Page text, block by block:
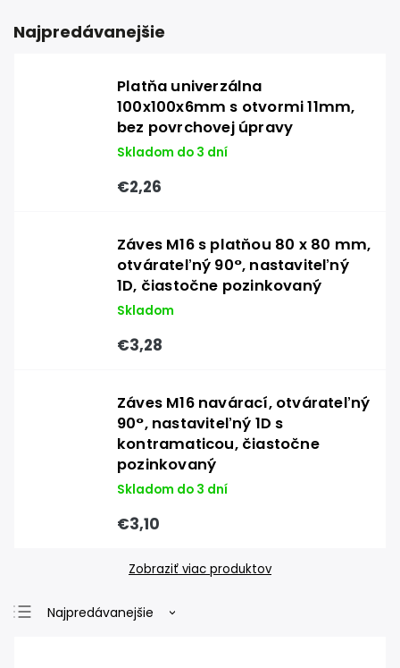
Najpredávanejšie
Platňa univerzálna
100x100x6mm s otvormi 11mm,
bez povrchovej úpravy
Skladom do 3 dní
€2,26
Záves M16 s platňou 80 x 80 mm,
otvárateľný 90°, nastaviteľný
1D, čiastočne pozinkovaný
Skladom
€3,28
Záves M16 navárací, otvárateľný
90°, nastaviteľný 1D s
kontramaticou, čiastočne
pozinkovaný
Skladom do 3 dní
€3,10
Zobraziť viac produktov
Najpredávanejšie